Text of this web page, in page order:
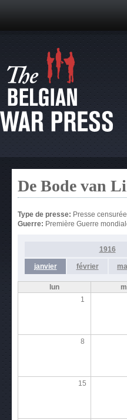
De Bode van
Type de presse: Presse censurée
Guerre: Première Guerre
1916
janvier février
lun
1
8
15